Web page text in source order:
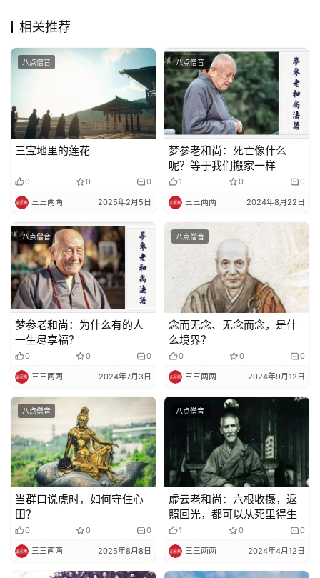
相关推荐
八点僧音
三宝地里的莲花
0 0 0
三三两两 2025年2月5日
八点僧音
梦参老和尚：死亡像什么
呢？等于我们搬家一样
1 0 0
三三两两 2024年8月22日
八点僧音
梦参老和尚：为什么有的人
一生尽享福？
0 0 0
三三两两 2024年7月3日
八点僧音
念而无念、无念而念，是什
么境界？
0 0 0
三三两两 2024年9月12日
八点僧音
当群口说虎时，如何守住心
田？
0 0 0
三三两两 2025年8月8日
八点僧音
虚云老和尚：六根收摄，返
照回光，都可以从死里得生
1 0 0
三三两两 2024年4月12日